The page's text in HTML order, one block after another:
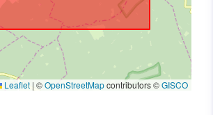
Leaflet | ©OpenStreetMapcontributors ©GISCO